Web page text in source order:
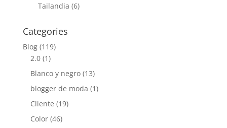
Tailandia (6)
Categories
Blog(119)
2.0(1)
Blanco y negro(13)
blogger de moda (1)
Cliente (19)
Color(46)